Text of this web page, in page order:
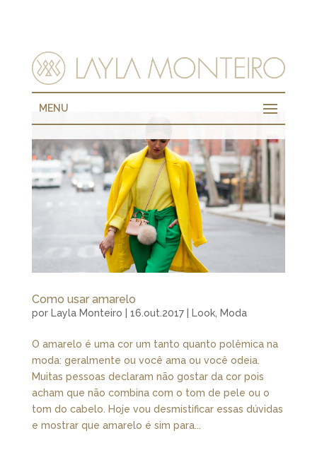
MENU
Como usar amarelo
por Layla Monteiro | 16.out.2017| Look, Moda
O amarelo é uma cor um tanto quanto polêmica na
moda: geralmente ou você ama ou você odeia.
Muitas pessoas declaram não gostar da cor pois
acham que não combina com o tom de pele ou o
tom do cabelo. Hoje vou desmistificar essas dúvidas
e mostrar que amarelo é sim para...